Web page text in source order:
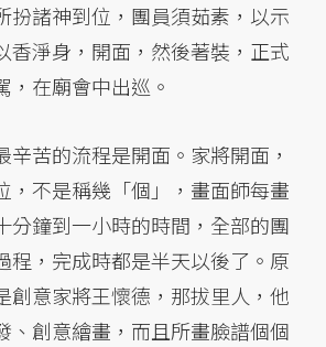
扮諸神到位，團員須茹素，以示
香淨身，開面，然後著裝，正式
，在廟會中出巡。
辛苦的流程是開面。家將開面，
，不是稱幾「個」，畫面師每畫
分鐘到一小時的時間，全部的團
程，完成時都是半天以後了。原
創意家將王懷德，那拔里人，他
、創意繪畫，而且所畫臉譜個個